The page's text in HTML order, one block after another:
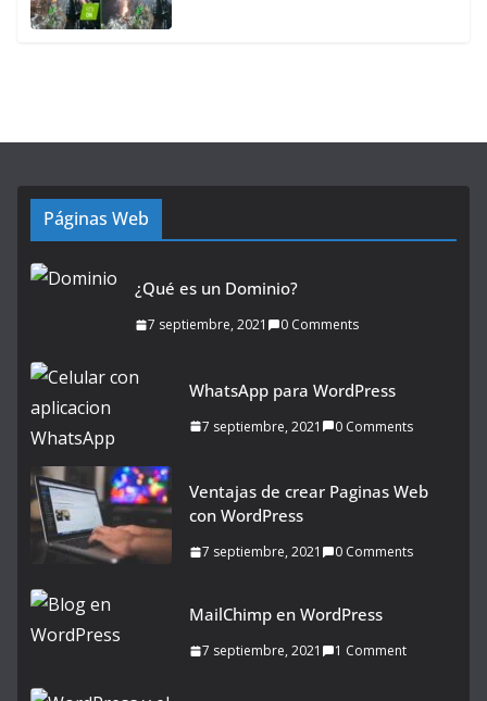
Páginas Web
¿Qué es un Dominio?
7 septiembre, 2021 0 Comments
WhatsApp para WordPress
7 septiembre, 2021 0 Comments
Ventajas de crear Paginas Web
con WordPress
7 septiembre, 2021 0 Comments
MailChimp en WordPress
7 septiembre, 2021 1 Comment